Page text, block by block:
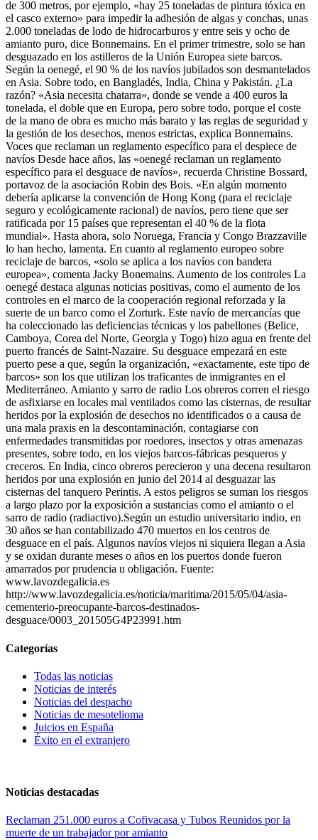
de 300 metros, por ejemplo, «hay 25 toneladas de pintura tóxica en
el casco externo» para impedir la adhesión de algas y conchas, unas
2.000 toneladas de lodo de hidrocarburos y entre seis y ocho de
amianto puro, dice Bonnemains. En el primer trimestre, solo se han
desguazado en los astilleros de la Unión Europea siete barcos.
Según la oenegé, el 90 % de los navíos jubilados son desmantelados
en Asia. Sobre todo, en Bangladés, India, China y Pakistán. ¿La
razón? «Asia necesita chatarra», donde se vende a 400 euros la
tonelada, el doble que en Europa, pero sobre todo, porque el coste
de la mano de obra es mucho más barato y las reglas de seguridad y
la gestión de los desechos, menos estrictas, explica Bonnemains.
Voces que reclaman un reglamento específico para el despiece de
navíos Desde hace años, las «oenegé reclaman un reglamento
específico para el desguace de navíos», recuerda Christine Bossard,
portavoz de la asociación Robin des Bois. «En algún momento
debería aplicarse la convención de Hong Kong (para el reciclaje
seguro y ecológicamente racional) de navíos, pero tiene que ser
ratificada por 15 países que representan el 40 % de la flota
mundial». Hasta ahora, solo Noruega, Francia y Congo Brazzaville
lo han hecho, lamenta. En cuanto al reglamento europeo sobre
reciclaje de barcos, «solo se aplica a los navíos con bandera
europea», comenta Jacky Bonemains. Aumento de los controles La
oenegé destaca algunas noticias positivas, como el aumento de los
controles en el marco de la cooperación regional reforzada y la
suerte de un barco como el Zorturk. Este navío de mercancías que
ha coleccionado las deficiencias técnicas y los pabellones (Belice,
Camboya, Corea del Norte, Georgia y Togo) hizo agua en frente del
puerto francés de Saint-Nazaire. Su desguace empezará en este
puerto pese a que, según la organización, «exactamente, este tipo de
barcos» son los que utilizan los traficantes de inmigrantes en el
Mediterráneo. Amianto y sarro de radio Los obreros corren el riesgo
de asfixiarse en locales mal ventilados como las cisternas, de resultar
heridos por la explosión de desechos no identificados o a causa de
una mala praxis en la descontaminación, contagiarse con
enfermedades transmitidas por roedores, insectos y otras amenazas
presentes, sobre todo, en los viejos barcos-fábricas pesqueros y
creceros. En India, cinco obreros perecieron y una decena resultaron
heridos por una explosión en junio del 2014 al desguazar las
cisternas del tanquero Perintis. A estos peligros se suman los riesgos
a largo plazo por la exposición a sustancias como el amianto o el
sarro de radio (radiactivo).Según un estudio universitario indio, en
30 años se han contabilizado 470 muertos en los centros de
desguace en el país. Algunos navíos viejos ni siquiera llegan a Asia
y se oxidan durante meses o años en los puertos donde fueron
amarrados por prudencia u obligación. Fuente:
www.lavozdegalicia.es
http://www.lavozdegalicia.es/noticia/maritima/2015/05/04/asia-
cementerio-preocupante-barcos-destinados-
desguace/0003_201505G4P23991.htm
Categorías
Todas las noticias
Noticias de interés
Noticias del despacho
Noticias de mesotelioma
Juicios en España
Éxito en el extranjero
Noticias destacadas
Reclaman 251.000 euros a Cofivacasa y Tubos Reunidos por la
muerte de un trabajador por amianto